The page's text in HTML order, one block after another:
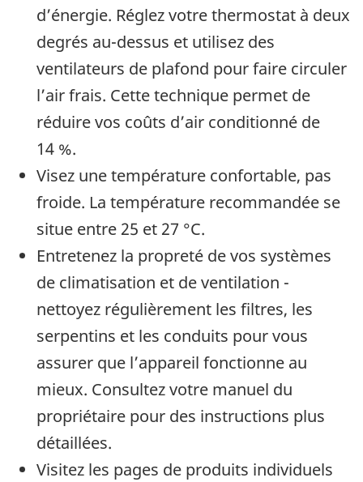
d’énergie. Réglez votre thermostat à deux
degrés au-dessus et utilisez des
ventilateurs de plafond pour faire circuler
l’air frais. Cette technique permet de
réduire vos coûts d’air conditionné de
14 %.
Visez une température confortable, pas
froide. La température recommandée se
situe entre 25 et 27 °C.
Entretenez la propreté de vos systèmes
de climatisation et de ventilation -
nettoyez régulièrement les filtres, les
serpentins et les conduits pour vous
assurer que l’appareil fonctionne au
mieux. Consultez votre manuel du
propriétaire pour des instructions plus
détaillées.
Visitez les pages de produits individuels